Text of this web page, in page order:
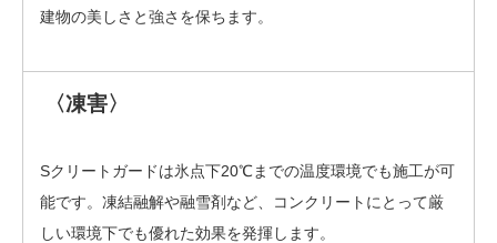
建物の美しさと強さを保ちます。
〈凍害〉
Sクリートガードは氷点下20℃までの温度環境でも施工が可
能です。凍結融解や融雪剤など、コンクリートにとって厳
しい環境下でも優れた効果を発揮します。